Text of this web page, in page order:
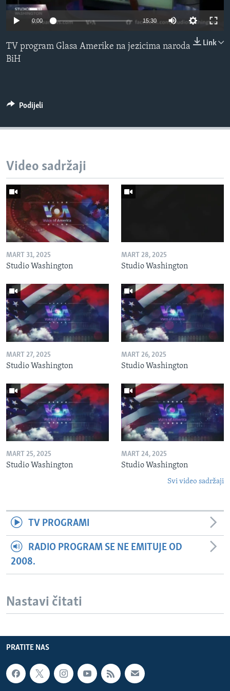
MAGAZIN
Learning English
Jezici
0:00 15:30
Link
TV program Glasa Amerike na jezicima naroda
BiH
Podijeli
Video sadržaji
MART 31, 2025
Studio Washington
MART 28, 2025
Studio Washington
MART 27, 2025
Studio Washington
MART 26, 2025
Studio Washington
MART 25, 2025
Studio Washington
MART 24, 2025
Studio Washington
Svi video sadržaji
TV PROGRAMI
RADIO PROGRAM SE NE EMITUJE OD
2008.
Nastavi čitati
PRATITE NAS